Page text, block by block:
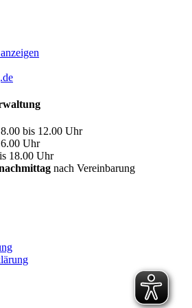
bis 12.00 Uhr
Uhr
18.00 Uhr
nach Vereinbarung